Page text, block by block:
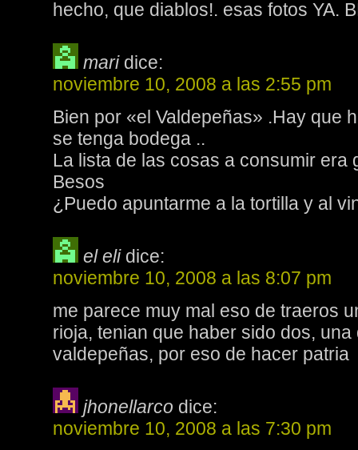
hecho, que diablos!. esas fotos YA.
mari dice:
noviembre 10, 2008 a las 2:55 pm
Bien por «el Valdepeñas» .Hay que
se tenga bodega ..
La lista de las cosas a consumir era
Besos
¿Puedo apuntarme a la tortilla y al
el eli dice:
noviembre 10, 2008 a las 8:07 pm
me parece muy mal eso de traeros
rioja, tenian que haber sido dos,
valdepeñas, por eso de hacer patria
jhonellarco dice:
noviembre 10, 2008 a las 7:30 pm